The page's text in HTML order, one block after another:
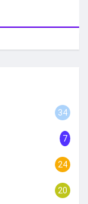
34
7
24
20